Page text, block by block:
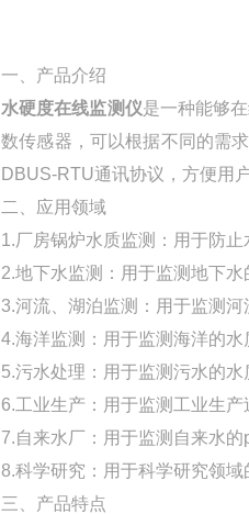
一、产品介绍
水硬度在线监测仪是一种能够
数传感器，可以根据不同的需
DBUS-RTU通讯协议，方便用
二、应用领域
1.厂房锅炉水质监测：用于防
2.地下水监测：用于监测地下
3.河流、湖泊监测：用于监测
4.海洋监测：用于监测海洋的
5.污水处理：用于监测污水的
6.工业生产：用于监测工业生
7.自来水厂：用于监测自来水
8.科学研究：用于科学研究领域
三、产品特点